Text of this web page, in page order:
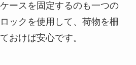
ースを固定するのも一つの
ックを使用して、荷物を柵
おけば安心です。